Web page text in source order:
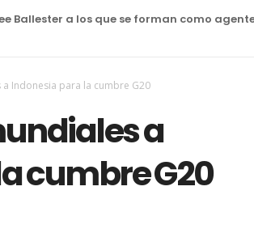
a los que se forman como agentes
Indonesia para la cumbre G20
a
cumbre G20